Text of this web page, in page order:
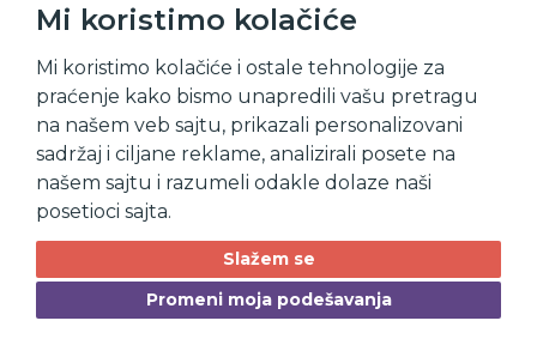
Mi koristimo kolačiće
Mi koristimo kolačiće i ostale tehnologije za
praćenje kako bismo unapredili vašu pretragu
na našem veb sajtu, prikazali personalizovani
sadržaj i ciljane reklame, analizirali posete na
našem sajtu i razumeli odakle dolaze naši
posetioci sajta.
Slažem se
Promeni moja podešavanja